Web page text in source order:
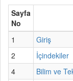
Sayfa
No
1
Giriş
2
İçindekiler
4
Bilim ve